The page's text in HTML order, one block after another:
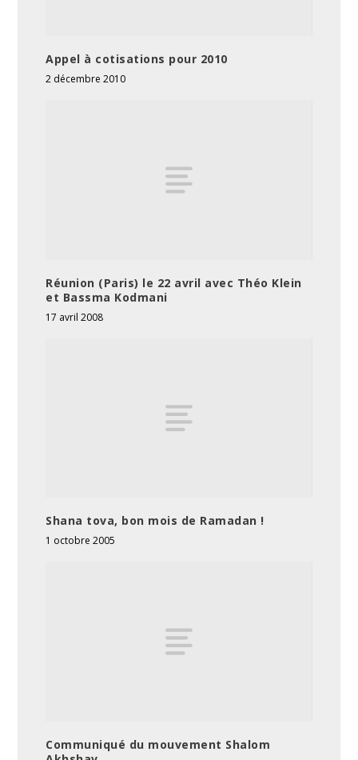
Appel à cotisations pour 2010
2 décembre 2010
Réunion (Paris) le 22 avril avec Théo Klein
et Bassma Kodmani
17 avril 2008
Shana tova, bon mois de Ramadan !
1 octobre 2005
Communiqué du mouvement Shalom